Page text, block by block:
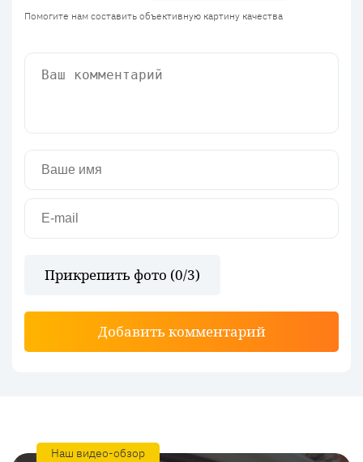
Помогите нам составить объективную картину качества
Прикрепить фото (0/3)
Добавить комментарий
Наш видео-обзор